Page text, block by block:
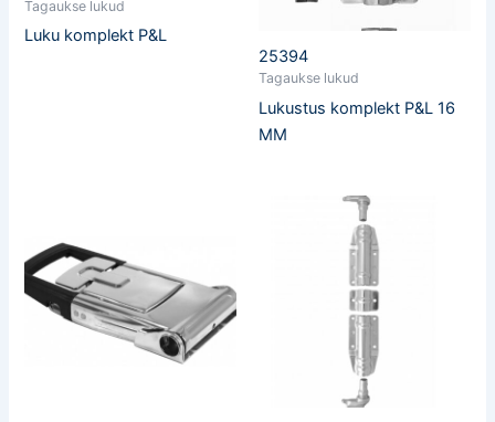
Tagaukse lukud
Luku komplekt P&L
25394
Tagaukse lukud
Lukustus komplekt P&L 16
MM